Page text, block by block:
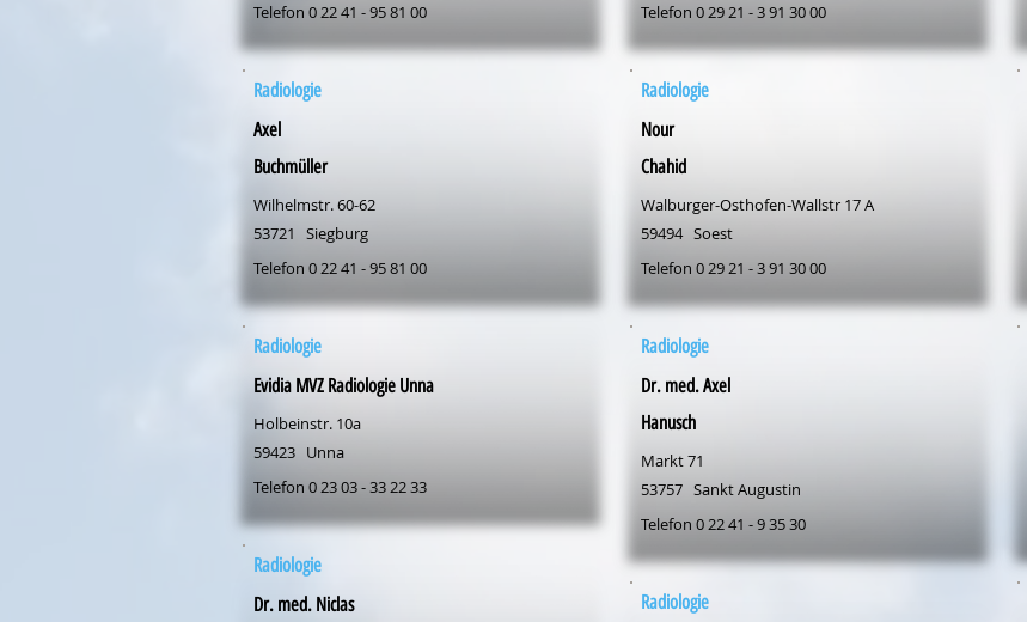
Telefon 0 22 41 - 95 81 00
Radiologie
Axel
Buchmüller
Wilhelmstr. 60-62
53721
Siegburg
Telefon 0 22 41 - 95 81 00
Radiologie
Evidia MVZ Radiologie Unna
Holbeinstr. 10a
59423 Unna
Telefon 0 23 03 - 33 22 33
Radiologie
Dr. med. Niclas
Telefon 0 29 21 - 3 91 30 00
Radiologie
Nour
Chahid
Walburger-Osthofen-Wallstr 17 A
59494 Soest
Telefon 0 29 21 - 3 91 30 00
Radiologie
Dr. med. Axel
Hanusch
Markt 71
53757 Sankt Augustin
Telefon 0 22 41 - 9 35 30
Radiologie